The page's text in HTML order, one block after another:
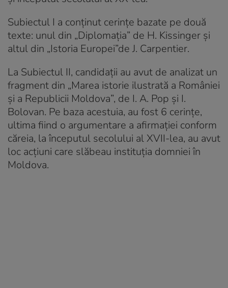
Subiectul I a conținut cerințe bazate pe două
texte: unul din „Diplomația” de H. Kissinger și
altul din „Istoria Europei”de J. Carpentier.
La Subiectul II, candidații au avut de analizat un
fragment din „Marea istorie ilustrată a României
și a Republicii Moldova”, de I. A. Pop și I.
Bolovan. Pe baza acestuia, au fost 6 cerințe,
ultima fiind o argumentare a afirmației conform
căreia, la începutul secolului al XVII-lea, au avut
loc acțiuni care slăbeau instituția domniei în
Moldova.